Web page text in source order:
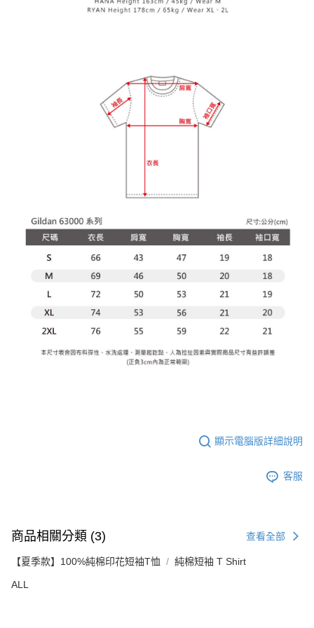
顯示電腦版詳細說明
客服
商品相關分類 (3) 查看全部
【夏季款】100%純棉印花短袖T恤 純棉短袖 T Shirt
ALL